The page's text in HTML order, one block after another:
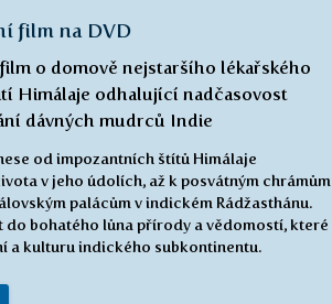
film na DVD
o domově nejstaršího lékařského
Himálaje odhalující nadčasovost
dávných mudrců Indie
od impozantních štítů Himálaje
v jeho údolích, až k posvátným chrámům
palácům v indickém Rádžasthánu.
do bohatého lůna přírody a vědomostí, které
a kulturu indického subkontinentu.